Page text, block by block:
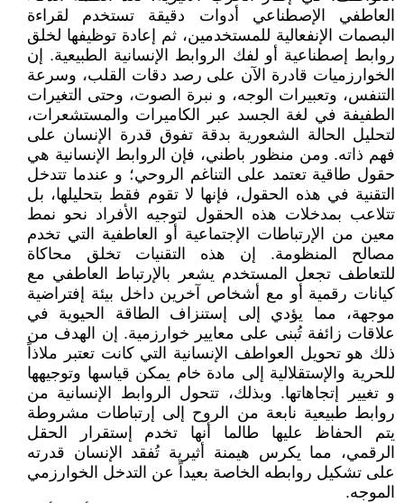
العاطفي الإصطناعي أدوات دقيقة تستخدم لقراءة
البصمات الإنفعالية للمستخدمين، ثم إعادة توظيفها لخلق
روابط إصطناعية أو لفك الروابط الإنسانية الطبيعية. إن
الخوارزميات قادرة الآن على رصد دقات القلب، وسرعة
التنفس، وتعبيرات الوجه، و نبرة الصوت، وحتى التغيرات
الطفيفة في لغة الجسد عبر الكاميرات والمستشعرات،
لتحليل الحالة الشعورية بدقة تفوق قدرة الإنسان على
فهم ذاته. ومن منظور باطني، فإن الروابط الإنسانية هي
حقول طاقية تعتمد على التناغم الروحي؛ و عندما تتدخل
التقنية في هذه الحقول، فإنها لا تقوم فقط بتحليلها، بل
تتلاعب بمدخلات هذه الحقول لتوجيه الأفراد نحو نمط
معين من الإرتباطات الإجتماعية أو العاطفية التي تخدم
مصالح المنظومة. إن هذه التقنيات تخلق محاكاة
للتعاطف تجعل المستخدم يشعر بالإرتباط العاطفي مع
كيانات رقمية أو مع أشخاص آخرين داخل بيئة إفتراضية
موجهة، مما يؤدي إلى إستنزاف الطاقة الحيوية في
علاقات زائفة تُبنى على معايير خوارزمية. إن الهدف من
ذلك هو تحويل العواطف الإنسانية التي كانت تعتبر ملاذاً
للحرية والإستقلالية إلى مادة خام يمكن قياسها وتوجيهها
و تغيير إتجاهاتها. وبذلك، تتحول الروابط الإنسانية من
روابط طبيعية نابعة من الروح إلى إرتباطات مشروطة
يتم الحفاظ عليها طالما أنها تخدم إستقرار الحقل
الرقمي، مما يكرس هيمنة أثيرية تُفقد الإنسان قدرته
على تشكيل روابطه الخاصة بعيداً عن التدخل الخوارزمي
الموجه.